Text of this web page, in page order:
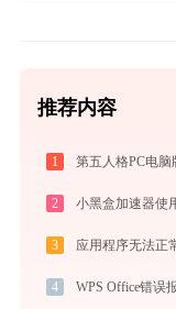
推荐内容
1
2
3 应用程序无法正
4